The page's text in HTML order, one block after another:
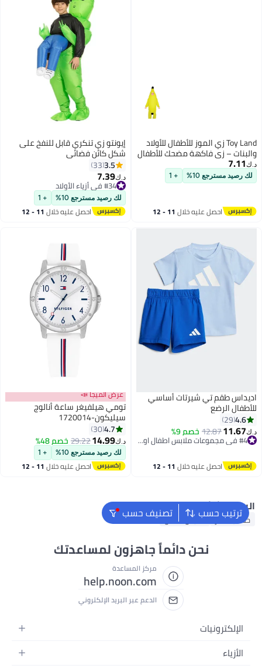
Toy Land زي الموز للأطفال للأولاد
والبنات – زي فاكهة مضحك للأطفال
من عمر 4 إلى 5 سنوات
د.ك‏7.11
لك رصيد مسترجع 10%
احصل عليه خلال 11 - 12
إيونتو زي تنكري قابل للنفخ على
شكل كائن فضائي
34.8x27.2x6.8سم
3.5
33
د.ك‏7.39
#34 في أزياء الأولاد
#34 في أزياء الأولاد
لك رصيد مسترجع 10%
احصل عليه خلال 11 - 12
3
اديداس طقم تي شيرتات أساسي
للأطفال الرضع
4.6
29
د.ك‏11.67
12.87خصم 9%
#4 في مجموعات ملابس اطفال اولاد
#4 في مجموعات ملابس اطفال اولاد
احصل عليه خلال 11 - 12
عرض الميجا 📣
تومي هيلفيغر ساعة أنالوج
سيليكون-1720014
4.7
30
د.ك‏14.99
29.22خصم 48%
لك رصيد مسترجع 10%
احصل عليه خلال 11 - 12
ترتيب حسب تصنيف حسب البحث الشائع
حقائب ظهر ملابس اطفال
نحن دائماً جاهزون لمساعدتك
مركز المساعدة
help.noon.com
الدعم عبر البريد الإلكتروني
الإلكترونيات
الجوالات
الأزياء